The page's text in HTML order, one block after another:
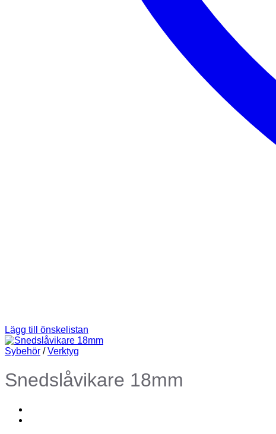
Lägg till önskelistan
Sybehör / Verktyg
Snedslåvikare 18mm